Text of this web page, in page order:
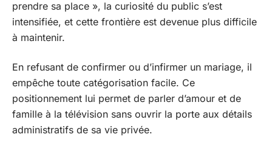
prendre sa place », la curiosité du public s’est
intensifiée, et cette frontière est devenue plus difficile
à maintenir.
En refusant de confirmer ou d’infirmer un mariage, il
empêche toute catégorisation facile. Ce
positionnement lui permet de parler d’amour et de
famille à la télévision sans ouvrir la porte aux détails
administratifs de sa vie privée.